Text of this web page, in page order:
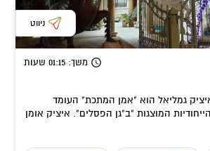
ניווט
משך: 01:15 שעות
גמליאל הוא "אמן המתכת" העומד
המוצגות "ב"גן הפסלים". איציק אומן